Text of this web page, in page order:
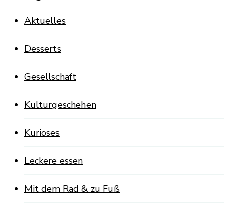
Aktuelles
Desserts
Gesellschaft
Kulturgeschehen
Kurioses
Leckere essen
Mit dem Rad & zu Fuß